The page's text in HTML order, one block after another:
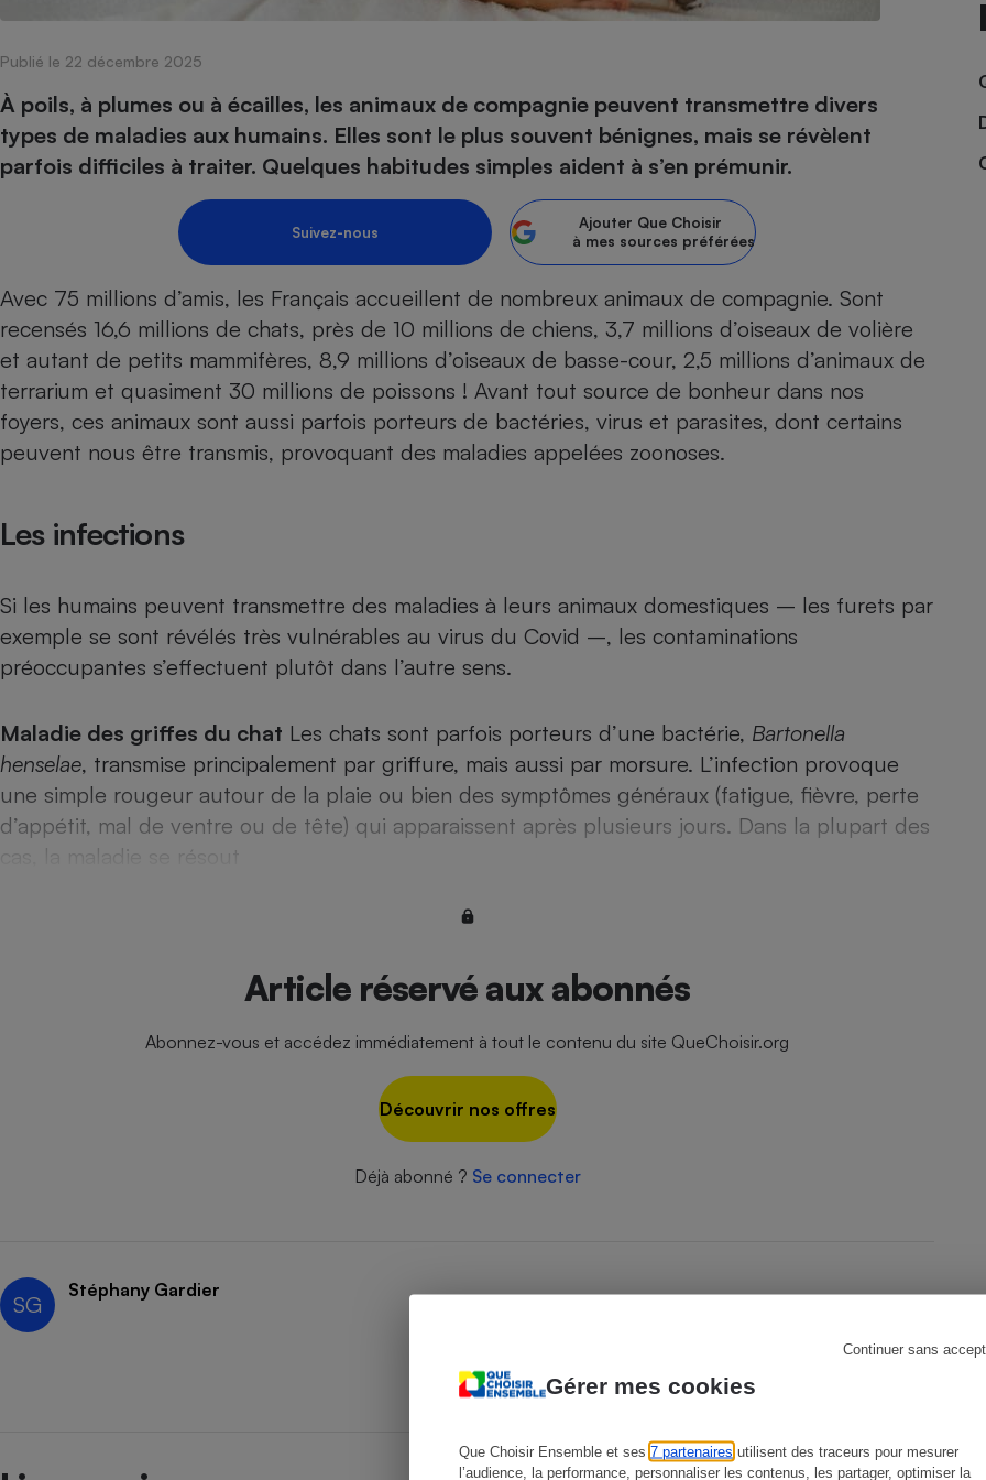
Gérer mes cookies
Que Choisir Ensemble et ses 7 partenaires utilisent des traceurs pour mesurer
l’audience, la performance, personnaliser les contenus, les partager, optimiser la
Continuer sans
Publié le 22 décembre 2025
À poils, à plumes ou à écailles, les animaux de compagnie peuvent transmettre divers
types de maladies aux humains. Elles sont le plus souvent bénignes, mais se révèlent
parfois difficiles à traiter. Quelques habitudes simples aident à s’en prémunir.
Suivez-nous
Ajouter Que Choisir
à mes sources préférées
Avec 75 millions d’amis, les Français accueillent de nombreux animaux de compagnie. Sont
recensés 16,6 millions de chats, près de 10 millions de chiens, 3,7 millions d’oiseaux de volière
et autant de petits mammifères, 8,9 millions d’oiseaux de basse-cour, 2,5 millions d’animaux de
terrarium et quasiment 30 millions de poissons ! Avant tout source de bonheur dans nos
foyers, ces animaux sont aussi parfois porteurs de bactéries, virus et parasites, dont certains
peuvent nous être transmis, provoquant des maladies appelées zoonoses.
Les infections
Si les humains peuvent transmettre des maladies à leurs animaux domestiques – les furets par
exemple se sont révélés très vulnérables au virus du Covid –, les contaminations
préoccupantes s’effectuent plutôt dans l’autre sens.
Maladie des griffes du chat Les chats sont parfois porteurs d’une bactérie, Bartonella
henselae, transmise principalement par griffure, mais aussi par morsure. L’infection provoque
une simple rougeur autour de la plaie ou bien des symptômes généraux (fatigue, fièvre, perte
d’appétit, mal de ventre ou de tête) qui apparaissent après plusieurs jours. Dans la plupart des
cas, la maladie se résout
Article réservé aux abonnés
Abonnez-vous et accédez immédiatement à tout le contenu du site QueChoisir.org
Découvrir nos offres
Déjà abonné ? Se connecter
SG
Stéphany Gardier
Complément
alimentaire
Foie gras
Champagne - Comment choisir une
bouteille de champagne
Assurance emprunteur Assurance vie
Banque en ligne
Petit électroménager - Ustensile
Lave-linge Lave-vaisselle
Plaque de cuisson à
induction
Four encastrable
Cafetière à expressos
Téléviseur Ordinateur portable
Smartphone
numérique
Antivirus
Climatiseur -
Ventilateur
Lessive
Mutuelle Aide auditive
Antimoustique Crème solaire